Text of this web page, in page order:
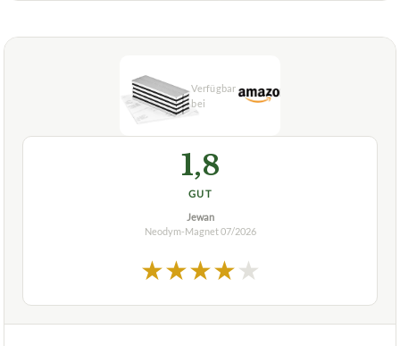
1,8
GUT
Jewan
Neodym-Magnet07/2026
★★★★★